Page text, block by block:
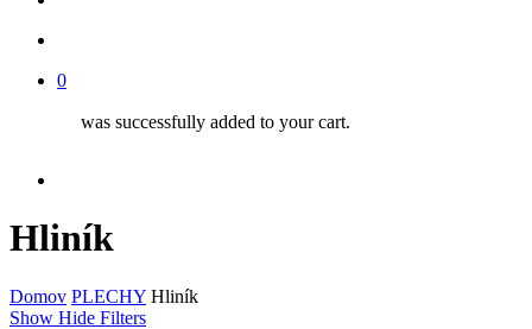
0
was successfully added to your cart.
Hliník
Domov PLECHY Hliník
Show Hide Filters